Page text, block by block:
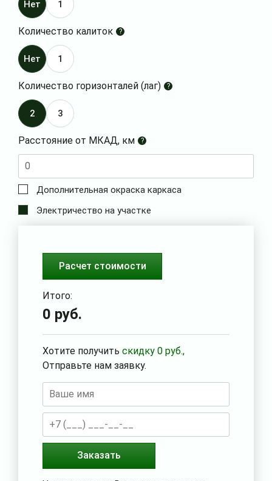
Нет 1
Количество калиток ?
Нет 1
Количество горизонталей (лаг) ?
2 3
Расстояние от МКАД, км ?
Дополнительная окраска каркаса
Электричество на участке
Расчет стоимости
Итого:
0 руб.
Хотите получить скидку 0 руб.,
Отправьте нам заявку.
Заказать